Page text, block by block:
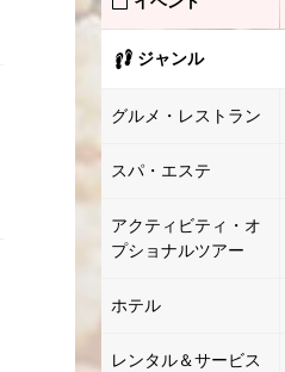
ジャンル
グルメ・レストラン
スパ・エステ
アクティビティ・オ
プショナルツアー
ホテル
レンタル＆サービス